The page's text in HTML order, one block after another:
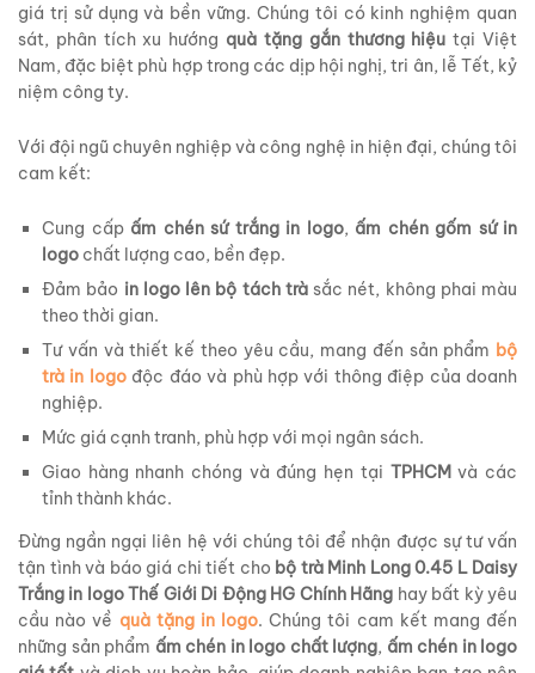
giá trị sử dụng và bền vững. Chúng tôi có kinh nghiệm quan
sát, phân tích xu hướng quà tặng gắn thương hiệu tại Việt
Nam, đặc biệt phù hợp trong các dịp hội nghị, tri ân, lễ Tết, kỷ
niệm công ty.
Với đội ngũ chuyên nghiệp và công nghệ in hiện đại, chúng tôi
cam kết:
Cung cấp ấm chén sứ trắng in logo, ấm chén gốm sứ in
logo chất lượng cao, bền đẹp.
Đảm bảo in logo lên bộ tách tràsắc nét, không phai màu
theo thời gian.
Tư vấn và thiết kế theo yêu cầu, mang đến sản phẩm bộ
trà in logođộc đáo và phù hợp với thông điệp của doanh
nghiệp.
Mức giá cạnh tranh, phù hợp với mọi ngân sách.
Giao hàng nhanh chóng và đúng hẹn tại TPHCMvà các
tỉnh thành khác.
Đừng ngần ngại liên hệ với chúng tôi để nhận được sự tư vấn
tận tình và báo giá chi tiết cho bộ trà Minh Long 0.45 L Daisy
Trắng in logo Thế Giới Di Động HG Chính Hãng hay bất kỳ yêu
cầu nào về quà tặng in logo. Chúng tôi cam kết mang đến
những sản phẩm ấm chén in logo chất lượng, ấm chén in logo